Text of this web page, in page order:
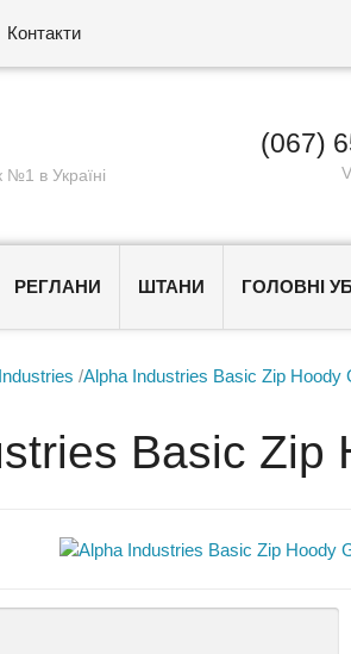
Контакти
№1 в Україні
(067)
РЕГЛАНИ ШТАНИ ГОЛОВНІ
/Alpha Industries Basic Zip Hoody
Basic Zip